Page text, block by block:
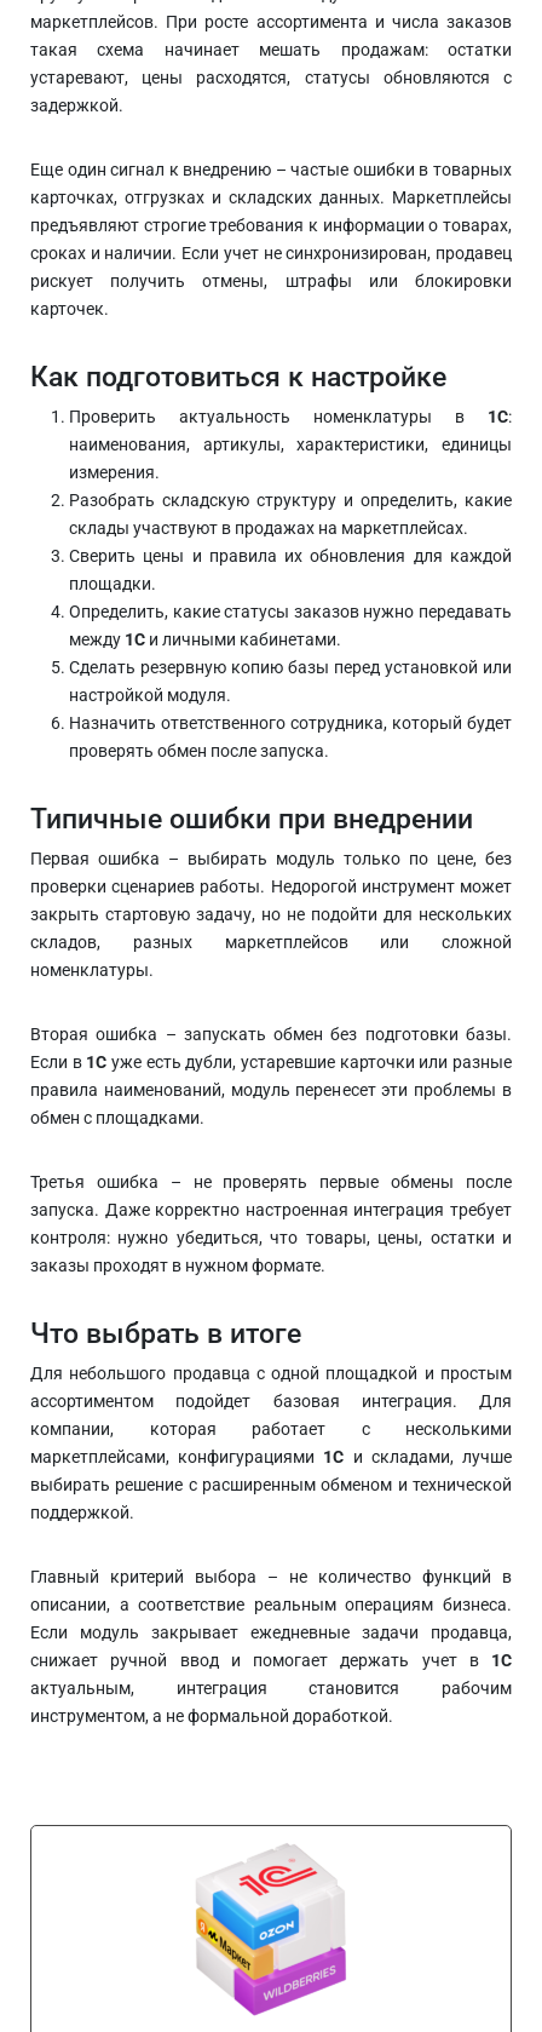
маркетплейсов. При росте ассортимента и числа заказов
такая схема начинает мешать продажам: остатки
устаревают, цены расходятся, статусы обновляются с
задержкой.
Еще один сигнал к внедрению – частые ошибки в товарных
карточках, отгрузках и складских данных. Маркетплейсы
предъявляют строгие требования к информации о товарах,
сроках и наличии. Если учет не синхронизирован, продавец
рискует получить отмены, штрафы или блокировки
карточек.
Как подготовиться к настройке
Проверить актуальность номенклатуры в 1С:
наименования, артикулы, характеристики, единицы
измерения.
Разобрать складскую структуру и определить, какие
склады участвуют в продажах на маркетплейсах.
Сверить цены и правила их обновления для каждой
площадки.
Определить, какие статусы заказов нужно передавать
между 1С и личными кабинетами.
Сделать резервную копию базы перед установкой или
настройкой модуля.
Назначить ответственного сотрудника, который будет
проверять обмен после запуска.
Типичные ошибки при внедрении
Первая ошибка – выбирать модуль только по цене, без
проверки сценариев работы. Недорогой инструмент может
закрыть стартовую задачу, но не подойти для нескольких
складов, разных маркетплейсов или сложной
номенклатуры.
Вторая ошибка – запускать обмен без подготовки базы.
Если в 1С уже есть дубли, устаревшие карточки или разные
правила наименований, модуль перенесет эти проблемы в
обмен с площадками.
Третья ошибка – не проверять первые обмены после
запуска. Даже корректно настроенная интеграция требует
контроля: нужно убедиться, что товары, цены, остатки и
заказы проходят в нужном формате.
Что выбрать в итоге
Для небольшого продавца с одной площадкой и простым
ассортиментом подойдет базовая интеграция. Для
компании, которая работает с несколькими
маркетплейсами, конфигурациями 1С и складами, лучше
выбирать решение с расширенным обменом и технической
поддержкой.
Главный критерий выбора – не количество функций в
описании, а соответствие реальным операциям бизнеса.
Если модуль закрывает ежедневные задачи продавца,
снижает ручной ввод и помогает держать учет в 1С
актуальным, интеграция становится рабочим
инструментом, а не формальной доработкой.